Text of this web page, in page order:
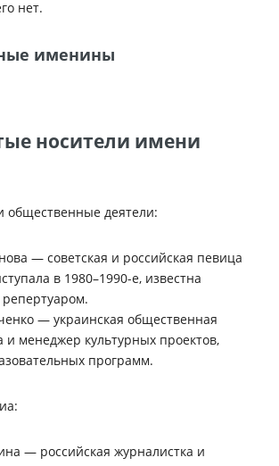
нет.
именины
носители имени
общественные деятели:
— советская и российская певица
в 1980–1990-е, известна
— украинская общественная
и менеджер культурных проектов,
программ.
— российская журналистка и